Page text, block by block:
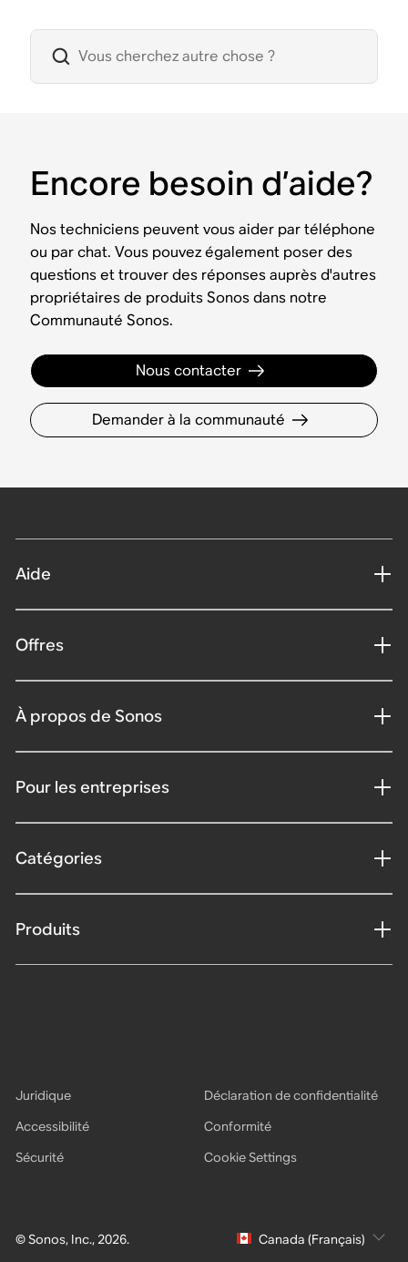
Encore besoin d’aide?
Nos techniciens peuvent vous aider par téléphone
ou par chat. Vous pouvez également poser des
questions et trouver des réponses auprès d'autres
propriétaires de produits Sonos dans notre
Communauté Sonos.
Nous contacter
Demander à la communauté
Aide
Offres
À propos de Sonos
Pour les entreprises
Catégories
Produits
© Sonos, Inc., 2026.
Juridique
Déclaration de confidentialité
Accessibilité
Conformité
Sécurité
Cookie Settings
Canada (Français)